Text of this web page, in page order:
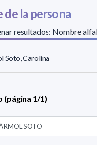
de la persona
resultados: Nombre
Soto, Carolina
(página 1/1)